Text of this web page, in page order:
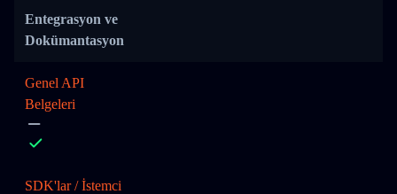
Entegrasyon ve
Dokümantasyon
Genel API
Belgeleri
SDK'lar / İstemci